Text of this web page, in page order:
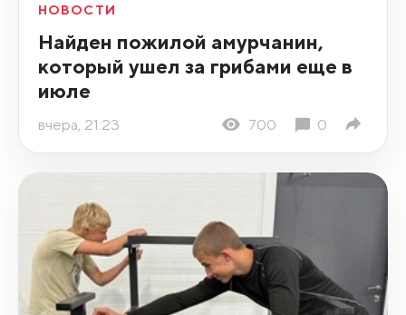
НОВОСТИ
Найден пожилой амурчанин,
который ушел за грибами еще в
июле
вчера, 21:23 700 0